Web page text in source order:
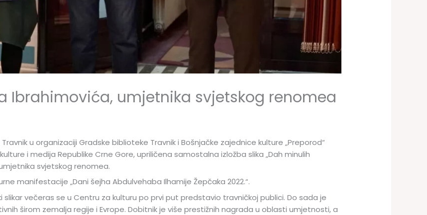
Ibrahimovića, umjetnika svjetskog renomea
u organizaciji Gradske biblioteke Travnik i Bošnjačke zajednice kulture „Preporod“
i medija Republike Crne Gore, upriličena samostalna izložba slika „Dah minulih
svjetskog renomea.
manifestacije „Dani šejha Abdulvehaba Ilhamije Žepčaka 2022.“.
večeras se u Centru za kulturu po prvi put predstavio travničkoj publici. Do sada je
širom zemalja regije i Evrope. Dobitnik je više prestižnih nagrada u oblasti umjetnosti, a